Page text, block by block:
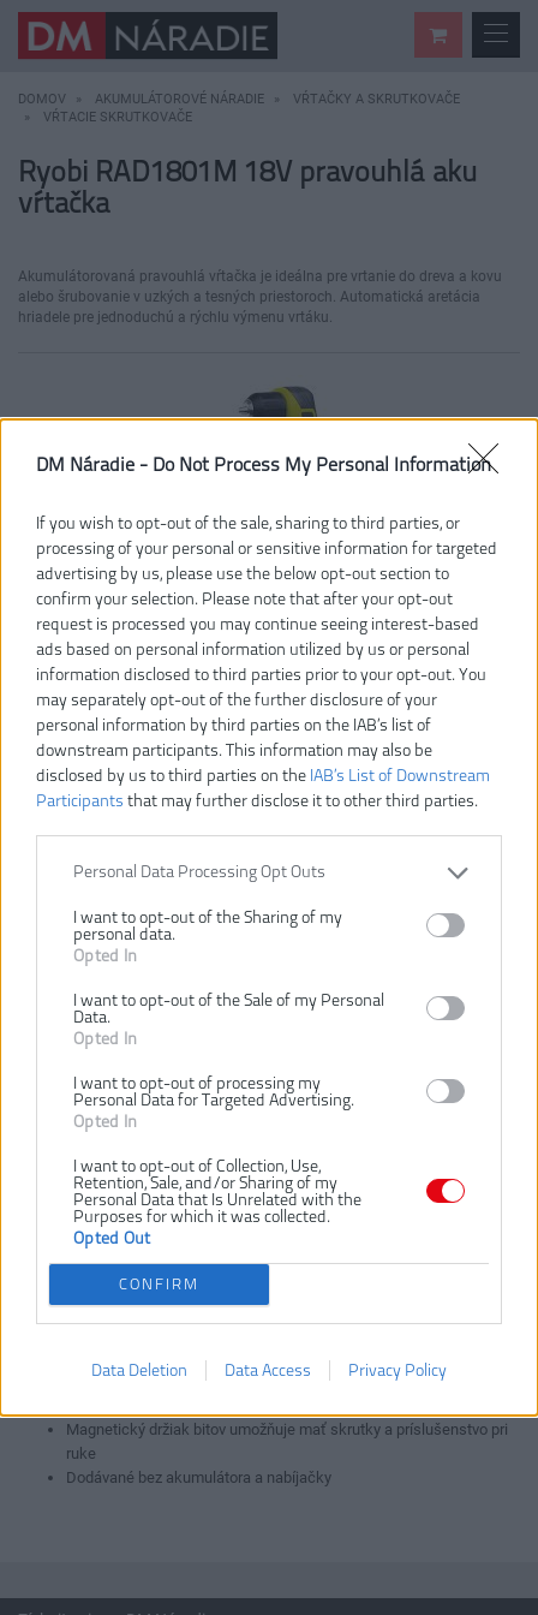
DM Náradie - Do Not Process My Personal Information
If you wish to opt-out of the sale, sharing to third parties, or
processing of your personal or sensitive information for targeted
advertising by us, please use the below opt-out section to
confirm your selection. Please note that after your opt-out
request is processed you may continue seeing interest-based
ads based on personal information utilized by us or personal
information disclosed to third parties prior to your opt-out. You
may separately opt-out of the further disclosure of your
personal information by third parties on the IAB’s list of
downstream participants. This information may also be
disclosed by us to third parties on the IAB’s List of Downstream
Participants that may further disclose it to other third parties.
Personal Data Processing Opt Outs
I want to opt-out of the Sharing of my
personal data.
Opted In
I want to opt-out of the Sale of my Personal
Data.
Opted In
I want to opt-out of processing my
Personal Data for Targeted Advertising.
Opted In
I want to opt-out of Collection, Use,
Retention, Sale, and/or Sharing of my
Personal Data that Is Unrelated with the
Purposes for which it was collected.
Opted Out
CONFIRM
Data Deletion Data Access Privacy Policy
DOMOV AKUMULÁTOROVÉ NÁRADIE
VŔTAČKY A SKRUTKOVAČE
VŔTACIE SKRUTKOVAČE
Ryobi RAD1801M 18V pravouhlá aku
vŕtačka
Akumulátorovaná pravouhlá vŕtačka je ideálna pre vrtanie do dreva a kovu
alebo šrubovanie v uzkých a tesných priestoroch. Automatická aretácia
hriadele pre jednoduchú a rýchlu výmenu vrtáku.
75,00 €
Dostupnosť: SKLADOM
Číslo produktu:
RAD1801M
Výrobca:
EAN kód:
4892210118578
Záruka:
Hmotnosť vrátane aku:
1.8 kg
Kapacita skľučovadla:
10 mm
Max. priemer vŕtania do ocele:
10 mm
Napätie:
18 V
Otáčky bez zaťaženia:
Vrátane aku a nabíjačky:
Nie
Akumulátorovaná pravouhlá vŕtačka je ideálna pre vrtanie do dreva
Automatická aretácia hriadele pre jednoduchú a rýchlu výmenu
vrtáku
Magnetický držiak bitov umožňuje mať skrutky a príslušenstvo pri
ruke
Dodávané bez akumulátora a nabíjačky